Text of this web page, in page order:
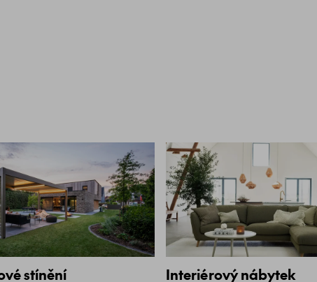
stínění Interiérový nábytek